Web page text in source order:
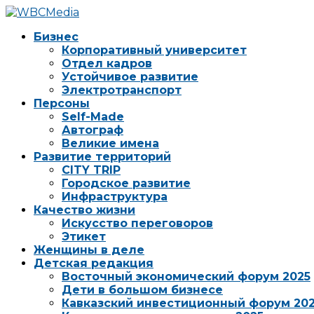
Бизнес
Корпоративный университет
Отдел кадров
Устойчивое развитие
Электротранспорт
Персоны
Self-Made
Автограф
Великие имена
Развитие территорий
CITY TRIP
Городское развитие
Инфраструктура
Качество жизни
Искусство переговоров
Этикет
Женщины в деле
Детская редакция
Восточный экономический форум 2025
Дети в большом бизнесе
Кавказский инвестиционный форум